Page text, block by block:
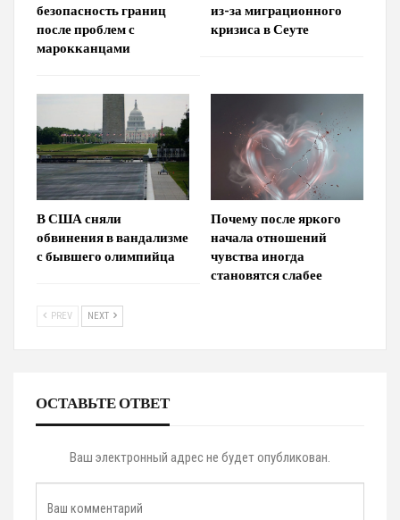
безопасность границ
после проблем с
марокканцами
из-за миграционного
кризиса в Сеуте
В США сняли
обвинения в вандализме
с бывшего олимпийца
Почему после яркого
начала отношений
чувства иногда
становятся слабее
PREV NEXT
ОСТАВЬТЕ ОТВЕТ
Ваш электронный адрес не будет опубликован.